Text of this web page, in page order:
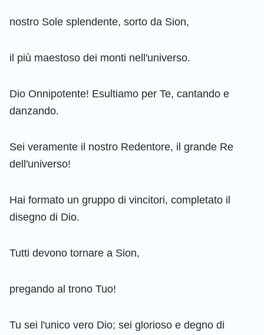
nostro Sole splendente, sorto da Sion,
il più maestoso dei monti nell'universo.
Dio Onnipotente! Esultiamo per Te, cantando e
danzando.
Sei veramente il nostro Redentore, il grande Re
dell'universo!
Hai formato un gruppo di vincitori, completato il
disegno di Dio.
Tutti devono tornare a Sion,
pregando al trono Tuo!
Tu sei l'unico vero Dio; sei glorioso e degno di